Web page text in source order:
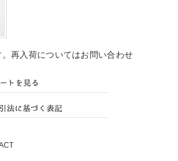
再入荷についてはお問い合わせ